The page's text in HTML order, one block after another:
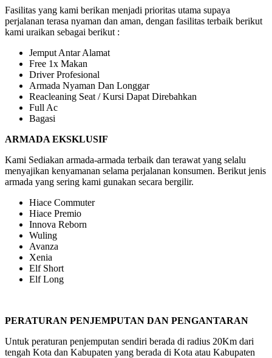
Fasilitas yang kami berikan menjadi prioritas utama supaya
perjalanan terasa nyaman dan aman, dengan fasilitas terbaik berikut
kami uraikan sebagai berikut :
Jemput Antar Alamat
Free 1x Makan
Driver Profesional
Armada Nyaman Dan Longgar
Reacleaning Seat / Kursi Dapat Direbahkan
Full Ac
Bagasi
ARMADA EKSKLUSIF
Kami Sediakan armada-armada terbaik dan terawat yang selalu
menyajikan kenyamanan selama perjalanan konsumen. Berikut jenis
armada yang sering kami gunakan secara bergilir.
Hiace Commuter
Hiace Premio
Innova Reborn
Wuling
Avanza
Xenia
Elf Short
Elf Long
PERATURAN PENJEMPUTAN DAN PENGANTARAN
Untuk peraturan penjemputan sendiri berada di radius 20Km dari
tengah Kota dan Kabupaten yang berada di Kota atau Kabupaten